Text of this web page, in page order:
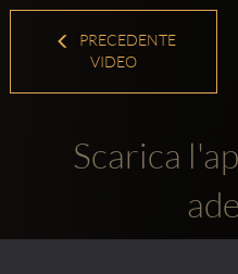
PRECEDENTE
VIDEO
Scarica